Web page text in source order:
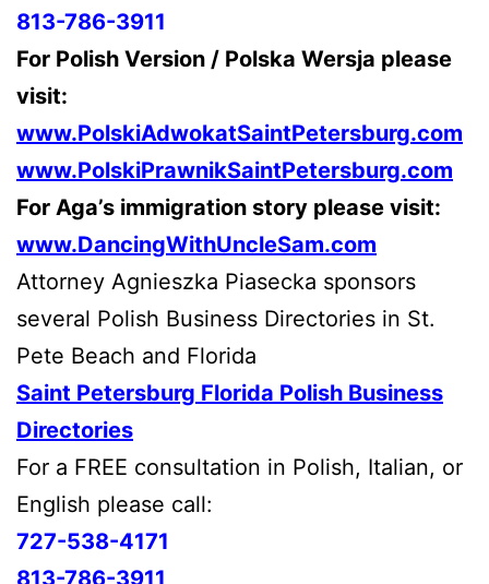
813-786-3911
For Polish Version / Polska Wersja please
visit:
www.PolskiAdwokatSaintPetersburg.com
www.PolskiPrawnikSaintPetersburg.com
For Aga’s immigration story please visit:
www.DancingWithUncleSam.com
Attorney Agnieszka Piasecka sponsors
several Polish Business Directories in St.
Pete Beach and Florida
Saint Petersburg Florida Polish Business
Directories
For a FREE consultation in Polish, Italian, or
English please call:
727-538-4171
813-786-3911